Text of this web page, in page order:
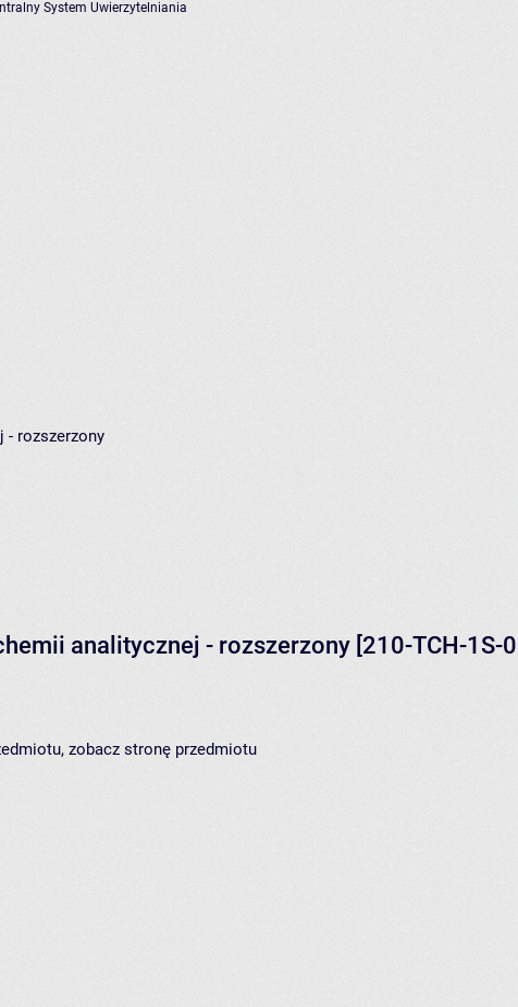
System Uwierzytelniania
- rozszerzony
analitycznej - rozszerzony [210-TCH-1S-
zobacz stronę przedmiotu